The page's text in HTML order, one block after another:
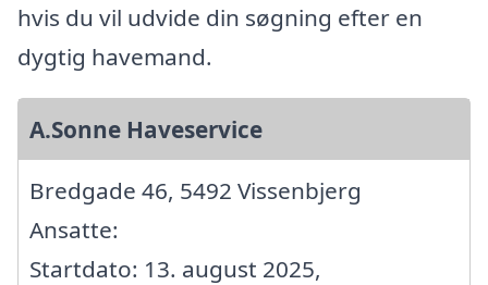
hvis du vil udvide din søgning efter en
dygtig havemand.
A.Sonne Haveservice
Bredgade 46, 5492 Vissenbjerg
Ansatte:
Startdato: 13. august 2025,